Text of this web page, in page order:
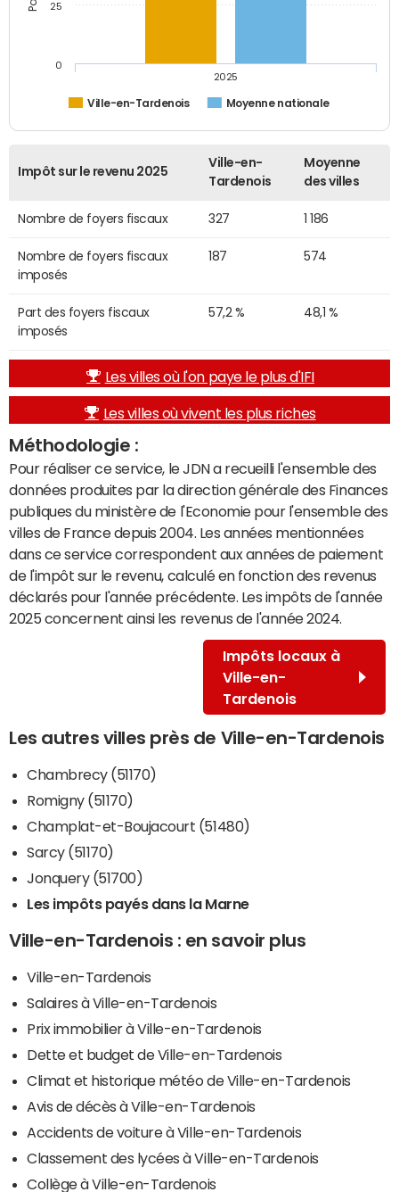
Ville-en-Tardenois Moyenne nationale
2025
0
25
Impôt sur le revenu 2025
Ville-en-
Tardenois
Moyenne
des villes
Nombre de foyers fiscaux 327 1 186
Nombre de foyers fiscaux
imposés
187 574
Part des foyers fiscaux
imposés
57,2 % 48,1 %
Les villes où l'on paye le plus d'IFI
Les villes où vivent les plus riches
Méthodologie :
Pour réaliser ce service, le JDN a recueilli l'ensemble des
données produites par la direction générale des Finances
publiques du ministère de l'Economie pour l'ensemble des
villes de France depuis 2004. Les années mentionnées
dans ce service correspondent aux années de paiement
de l'impôt sur le revenu, calculé en fonction des revenus
déclarés pour l'année précédente. Les impôts de l'année
2025 concernent ainsi les revenus de l'année 2024.
Impôts locaux à
Ville-en-
Tardenois
Les autres villes près de Ville-en-Tardenois
Chambrecy (51170)
Romigny (51170)
Champlat-et-Boujacourt (51480)
Sarcy (51170)
Jonquery (51700)
Les impôts payés dans la Marne
Ville-en-Tardenois : en savoir plus
Ville-en-Tardenois
Salaires à Ville-en-Tardenois
Prix immobilier à Ville-en-Tardenois
Dette et budget de Ville-en-Tardenois
Climat et historique météo de Ville-en-Tardenois
Avis de décès à Ville-en-Tardenois
Accidents de voiture à Ville-en-Tardenois
Classement des lycées à Ville-en-Tardenois
Collège à Ville-en-Tardenois